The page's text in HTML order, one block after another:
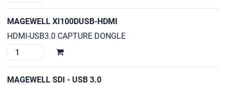
MINIREC
MAGEWELL XI100DUSB-HDMI
HDMI-USB3.0 CAPTURE DONGLE
MAGEWELL
HDMI
MAGEWELL SDI - USB 3.0